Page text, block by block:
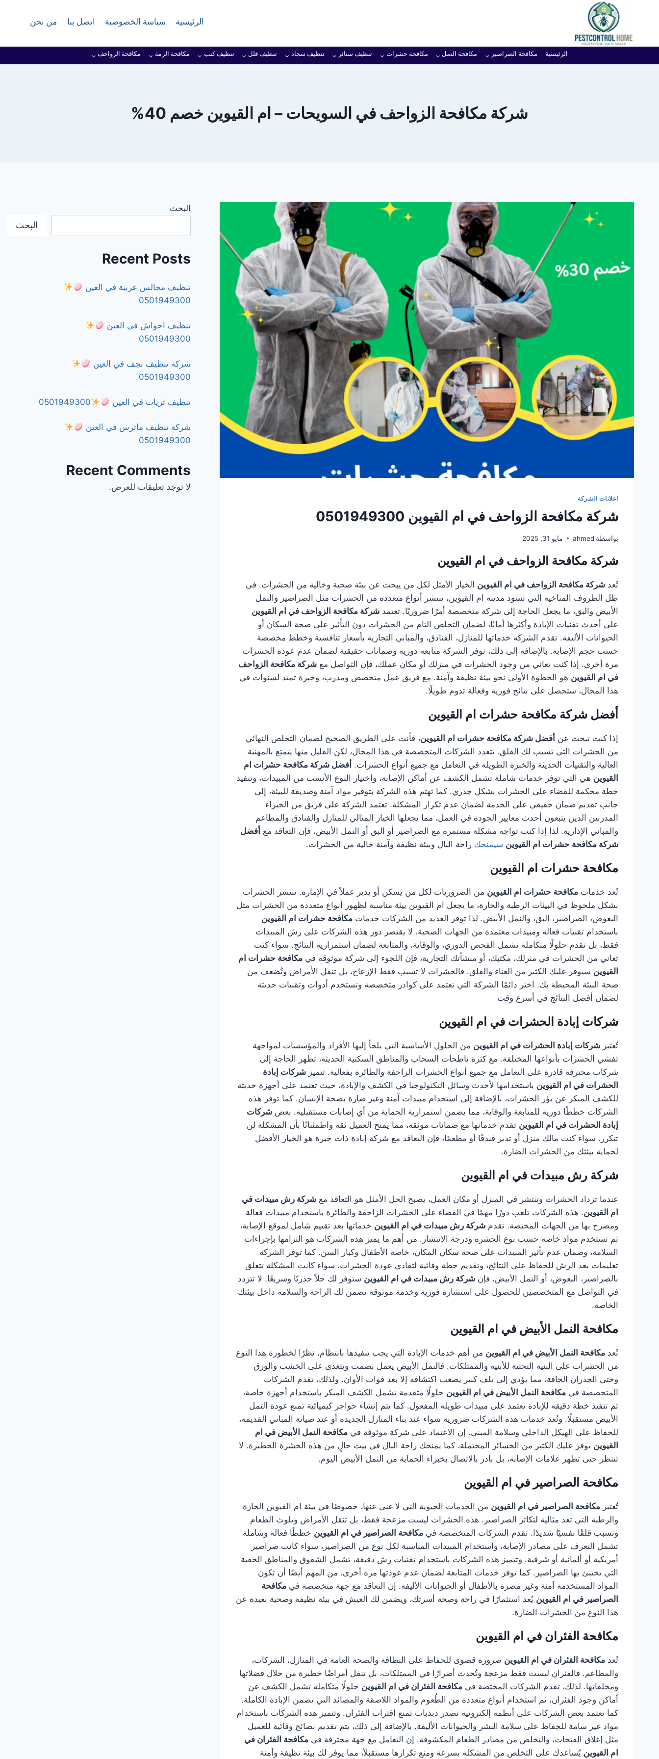
المحتوى
الرئيسية سياسة الخصوصية اتصل بنا من نحن
الرئيسية مكافحة الصراصير مكافحة النمل مكافحة حشرات تنظيف ستائر تنظيف سجاد تنظيف فلل تنظيف كنب مكافحة الرمة مكافحة الزواحف
شركة مكافحة الزواحف في السويحات – ام القيوين خصم 40%
اعلانات الشركة
شركة مكافحة الزواحف في ام القيوين 0501949300
بواسطة ahmed مايو 31, 2025
شركة مكافحة الزواحف في ام القيوين
تُعدشركة مكافحة الزواحف في ام القيوين الخيار الأمثل لكل من يبحث عن بيئة صحية وخالية من الحشرات. في
ظل الظروف المناخية التي تسود مدينة ام القيوين، تنتشر أنواع متعددة من الحشرات مثل الصراصير والنمل
الأبيض والبق، ما يجعل الحاجة إلى شركة متخصصة أمرًا ضروريًا. تعتمدشركة مكافحة الزواحف في ام القيوين
على أحدث تقنيات الإبادة وأكثرها أمانًا، لضمان التخلص التام من الحشرات دون التأثير على صحة السكان أو
الحيوانات الأليفة. تقدم الشركة خدماتها للمنازل، الفنادق، والمباني التجارية بأسعار تنافسية وخطط مخصصة
حسب حجم الإصابة. بالإضافة إلى ذلك، توفر الشركة متابعة دورية وضمانات حقيقية لضمان عدم عودة الحشرات
مرة أخرى. إذا كنت تعاني من وجود الحشرات في منزلك أو مكان عملك، فإن التواصل معشركة مكافحة الزواحف
في ام القيوين هو الخطوة الأولى نحو بيئة نظيفة وآمنة. مع فريق عمل متخصص ومدرب، وخبرة تمتد لسنوات في
هذا المجال، ستحصل على نتائج فورية وفعالة تدوم طويلًا.
أفضل شركة مكافحة حشرات ام القيوين
إذا كنت تبحث عنأفضل شركة مكافحة حشرات ام القيوين، فأنت على الطريق الصحيح لضمان التخلص النهائي
من الحشرات التي تسبب لك القلق. تتعدد الشركات المتخصصة في هذا المجال، لكن القليل منها يتمتع بالمهنية
العالية والتقنيات الحديثة والخبرة الطويلة في التعامل مع جميع أنواع الحشرات.أفضل شركة مكافحة حشرات ام
القيوين هي التي توفر خدمات شاملة تشمل الكشف عن أماكن الإصابة، واختيار النوع الأنسب من المبيدات، وتنفيذ
خطة محكمة للقضاء على الحشرات بشكل جذري. كما تهتم هذه الشركة بتوفير مواد آمنة وصديقة للبيئة، إلى
جانب تقديم ضمان حقيقي على الخدمة لضمان عدم تكرار المشكلة. تعتمد الشركة على فريق من الخبراء
المدربين الذين يتبعون أحدث معايير الجودة في العمل، مما يجعلها الخيار المثالي للمنازل والفنادق والمطاعم
والمباني الإدارية. لذا إذا كنت تواجه مشكلة مستمرة مع الصراصير أو البق أو النمل الأبيض، فإن التعاقد معأفضل
شركة مكافحة حشرات ام القيوين سيمنحك راحة البال وبيئة نظيفة وآمنة خالية من الحشرات.
مكافحة حشرات ام القيوين
تُعد خدماتمكافحة حشرات ام القيوين من الضروريات لكل من يسكن أو يدير عملاً في الإمارة. تنتشر الحشرات
بشكل ملحوظ في البيئات الرطبة والحارة، ما يجعل ام القيوين بيئة مناسبة لظهور أنواع متعددة من الحشرات مثل
البعوض، الصراصير، البق، والنمل الأبيض. لذا توفر العديد من الشركات خدماتمكافحة حشرات ام القيوين
باستخدام تقنيات فعالة ومبيدات معتمدة من الجهات الصحية. لا يقتصر دور هذه الشركات على رش المبيدات
فقط، بل تقدم حلولًا متكاملة تشمل الفحص الدوري، والوقاية، والمتابعة لضمان استمرارية النتائج. سواء كنت
تعاني من الحشرات في منزلك، مكتبك، أو منشأتك التجارية، فإن اللجوء إلى شركة موثوقة فيمكافحة حشرات ام
القيوين سيوفر عليك الكثير من العناء والقلق. فالحشرات لا تسبب فقط الإزعاج، بل تنقل الأمراض وتُضعف من
صحة البيئة المحيطة بك. اختر دائمًا الشركة التي تعتمد على كوادر متخصصة وتستخدم أدوات وتقنيات حديثة
لضمان أفضل النتائج في أسرع وقت
شركات إبادة الحشرات في ام القيوين
تُعتبرشركات إبادة الحشرات في ام القيوين من الحلول الأساسية التي يلجأ إليها الأفراد والمؤسسات لمواجهة
تفشي الحشرات بأنواعها المختلفة. مع كثرة ناطحات السحاب والمناطق السكنية الحديثة، تظهر الحاجة إلى
شركات محترفة قادرة على التعامل مع جميع أنواع الحشرات الزاحفة والطائرة بفعالية. تتميزشركات إبادة
الحشرات في ام القيوين باستخدامها لأحدث وسائل التكنولوجيا في الكشف والإبادة، حيث تعتمد على أجهزة حديثة
للكشف المبكر عن بؤر الحشرات، بالإضافة إلى استخدام مبيدات آمنة وغير ضارة بصحة الإنسان. كما توفر هذه
الشركات خططًا دورية للمتابعة والوقاية، مما يضمن استمرارية الحماية من أي إصابات مستقبلية. بعضشركات
إبادة الحشرات في ام القيوين تقدم خدماتها مع ضمانات موثقة، مما يمنح العميل ثقة واطمئنانًا بأن المشكلة لن
تتكرر. سواء كنت مالك منزل أو تدير فندقًا أو مطعمًا، فإن التعاقد مع شركة إبادة ذات خبرة هو الخيار الأفضل
لحماية بيئتك من الحشرات الضارة.
شركة رش مبيدات في ام القيوين
عندما تزداد الحشرات وتنتشر في المنزل أو مكان العمل، يصبح الحل الأمثل هو التعاقد معشركة رش مبيدات في
ام القيوين. هذه الشركات تلعب دورًا مهمًا في القضاء على الحشرات الزاحفة والطائرة باستخدام مبيدات فعالة
ومصرح بها من الجهات المختصة. تقدمشركة رش مبيدات في ام القيوين خدماتها بعد تقييم شامل لموقع الإصابة،
ثم تستخدم مواد خاصة حسب نوع الحشرة ودرجة الانتشار. من أهم ما يميز هذه الشركات هو التزامها بإجراءات
السلامة، وضمان عدم تأثير المبيدات على صحة سكان المكان، خاصة الأطفال وكبار السن. كما توفر الشركة
تعليمات بعد الرش للحفاظ على النتائج، وتقديم خطة وقائية لتفادي عودة الحشرات. سواء كانت المشكلة تتعلق
بالصراصير، البعوض، أو النمل الأبيض، فإنشركة رش مبيدات في ام القيوين ستوفر لك حلاً جذريًا وسريعًا. لا تتردد
في التواصل مع المتخصصين للحصول على استشارة فورية وخدمة موثوقة تضمن لك الراحة والسلامة داخل بيئتك
الخاصة.
مكافحة النمل الأبيض في ام القيوين
تُعدمكافحة النمل الأبيض في ام القيوين من أهم خدمات الإبادة التي يجب تنفيذها بانتظام، نظرًا لخطورة هذا النوع
من الحشرات على البنية التحتية للأبنية والممتلكات. فالنمل الأبيض يعمل بصمت ويتغذى على الخشب والورق
وحتى الجدران الجافة، مما يؤدي إلى تلف كبير يصعب اكتشافه إلا بعد فوات الأوان. ولذلك، تقدم الشركات
المتخصصة فيمكافحة النمل الأبيض في ام القيوين حلولًا متقدمة تشمل الكشف المبكر باستخدام أجهزة خاصة،
ثم تنفيذ خطة دقيقة للإبادة تعتمد على مبيدات طويلة المفعول. كما يتم إنشاء حواجز كيميائية تمنع عودة النمل
الأبيض مستقبلًا. وتُعد خدمات هذه الشركات ضرورية سواء عند بناء المنازل الجديدة أو عند صيانة المباني القديمة،
للحفاظ على الهيكل الداخلي وسلامة المبنى. إن الاعتماد على شركة موثوقة فيمكافحة النمل الأبيض في ام
القيوين يوفر عليك الكثير من الخسائر المحتملة، كما يمنحك راحة البال في بيت خالٍ من هذه الحشرة الخطيرة. لا
تنتظر حتى تظهر علامات الإصابة، بل بادر بالاتصال بخبراء الحماية من النمل الأبيض اليوم.
مكافحة الصراصير في ام القيوين
تُعتبرمكافحة الصراصير في ام القيوين من الخدمات الحيوية التي لا غنى عنها، خصوصًا في بيئة ام القيوين الحارة
والرطبة التي تعد مثالية لتكاثر الصراصير. هذه الحشرات ليست مزعجة فقط، بل تنقل الأمراض وتلوث الطعام
وتسبب قلقًا نفسيًا شديدًا. تقدم الشركات المتخصصة فيمكافحة الصراصير في ام القيوين خططًا فعالة وشاملة
تشمل التعرف على مصادر الإصابة، واستخدام المبيدات المناسبة لكل نوع من الصراصير، سواء كانت صراصير
أمريكية أو ألمانية أو شرقية. وتتميز هذه الشركات باستخدام تقنيات رش دقيقة، تشمل الشقوق والمناطق الخفية
التي تختبئ بها الصراصير. كما توفر خدمات المتابعة لضمان عدم عودتها مرة أخرى. من المهم أيضًا أن تكون
المواد المستخدمة آمنة وغير مضرة بالأطفال أو الحيوانات الأليفة. إن التعاقد مع جهة متخصصة فيمكافحة
الصراصير في ام القيوين يُعد استثمارًا في راحة وصحة أسرتك، ويضمن لك العيش في بيئة نظيفة وصحية بعيدة عن
هذا النوع من الحشرات الضارة.
مكافحة الفئران في ام القيوين
تُعدمكافحة الفئران في ام القيوين ضرورة قصوى للحفاظ على النظافة والصحة العامة في المنازل، الشركات،
والمطاعم. فالفئران ليست فقط مزعجة وتُحدث أضرارًا في الممتلكات، بل تنقل أمراضًا خطيرة من خلال فضلاتها
ومخلفاتها. لذلك، تقدم الشركات المختصة فيمكافحة الفئران في ام القيوين حلولًا متكاملة تشمل الكشف عن
أماكن وجود الفئران، ثم استخدام أنواع متعددة من الطُعوم والمواد اللاصقة والمصائد التي تضمن الإبادة الكاملة.
كما تعتمد بعض الشركات على أنظمة إلكترونية تصدر ذبذبات تمنع اقتراب الفئران. وتتميز هذه الشركات باستخدام
مواد غير سامة للحفاظ على سلامة البشر والحيوانات الأليفة. بالإضافة إلى ذلك، يتم تقديم نصائح وقائية للعميل
مثل إغلاق الفتحات، والتخلص من مصادر الطعام المكشوفة. إن التعامل مع جهة محترفة فيمكافحة الفئران في
ام القيوين يُساعدك على التخلص من المشكلة بسرعة ومنع تكرارها مستقبلاً، مما يوفر لك بيئة نظيفة وآمنة
البحث
البحث
Recent Posts
تنظيف مجالس عربية في العين
0501949300
تنظيف احواش في العين
0501949300
شركة تنظيف نجف في العين
0501949300
تنظيف ثريات في العين 0501949300
شركة تنظيف ماترس في العين
0501949300
Recent Comments
لا توجد تعليقات للعرض.